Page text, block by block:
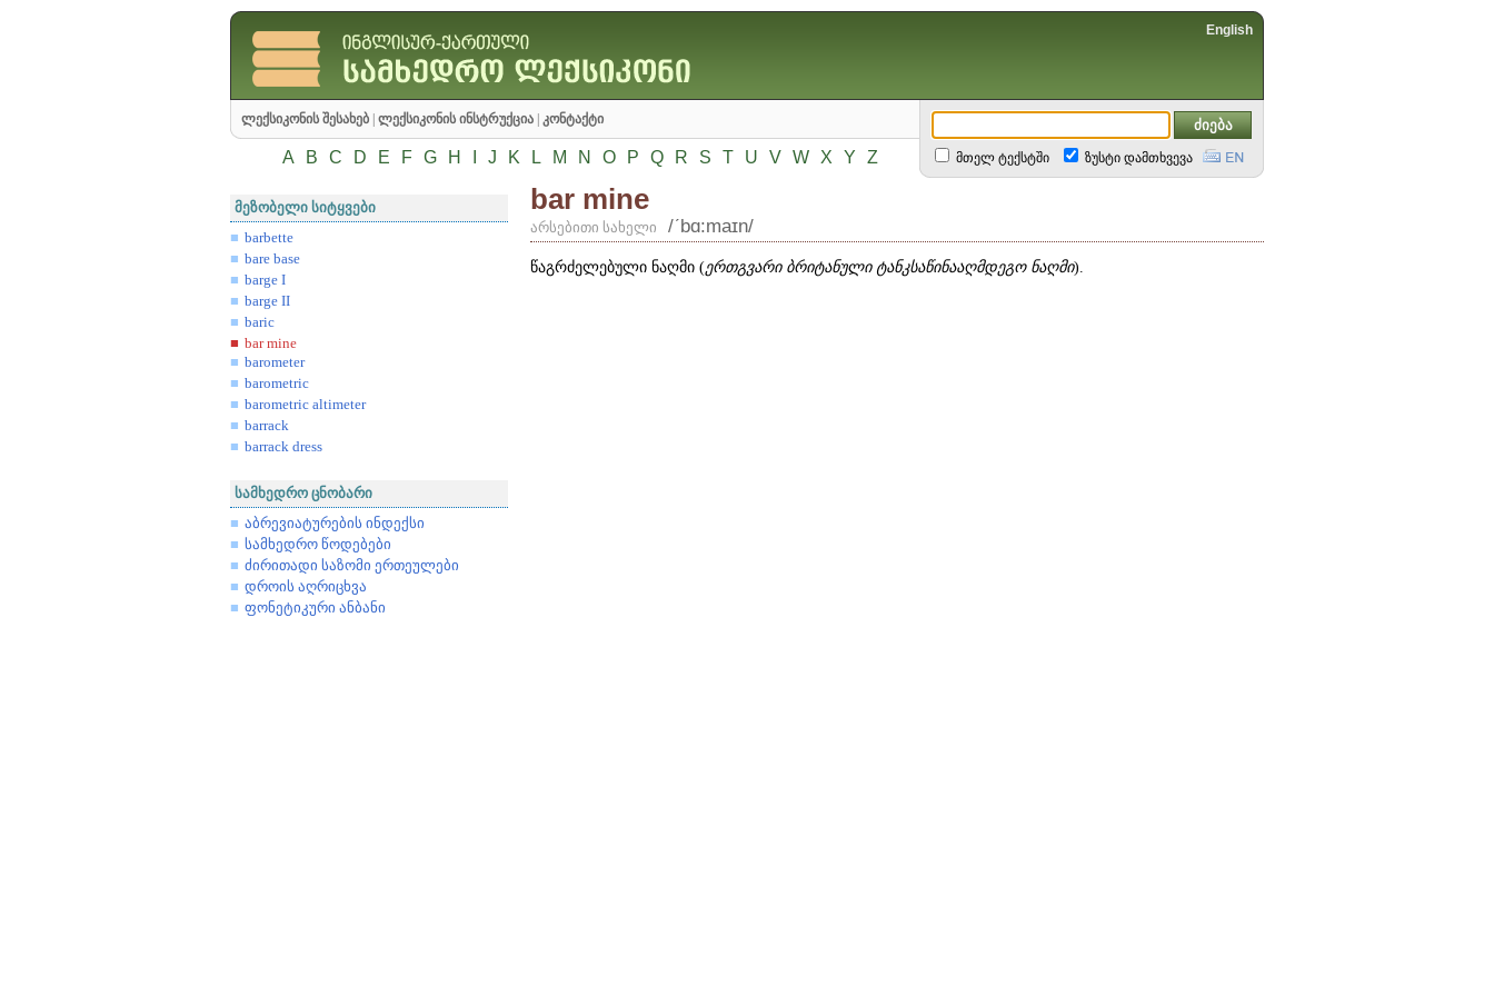
English
ლექსიკონის შესახებ ლექსიკონის ინსტრუქცია კონტაქტი
A B C D E F G H J K L M N O P Q R S T U V W X Y Z მთელ ტექსტში ზუსტი დამთხვევა
მეზობელი სიტყვები
barbette
bare base
barge I
barge II
baric
bar mine
barometer
barometric
barometric altimeter
barrack
barrack dress
სამხედრო ცნობარი
აბრევიატურების ინდექსი
სამხედრო წოდებები
ძირითადი საზომი ერთეულები
დროის აღრიცხვა
ფონეტიკური ანბანი
bar mine
არსებითი სახელი /ʹbɑ:maɪn/
წაგრძელებული ნაღმი (ერთგვარი ბრიტანული ტანკსაწინააღმდეგო ნაღმი).